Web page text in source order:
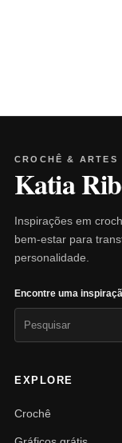
CROCHÊ & ARTES
Katia
Inspirações em
bem-estar para
personalidade.
Encontre uma
EXPLORE
Crochê